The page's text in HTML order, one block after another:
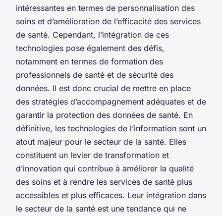
intéressantes en termes de personnalisation des
soins et d’amélioration de l’efficacité des services
de santé. Cependant, l’intégration de ces
technologies pose également des défis,
notamment en termes de formation des
professionnels de santé et de sécurité des
données. Il est donc crucial de mettre en place
des stratégies d’accompagnement adéquates et de
garantir la protection des données de santé. En
définitive, les technologies de l’information sont un
atout majeur pour le secteur de la santé. Elles
constituent un levier de transformation et
d’innovation qui contribue à améliorer la qualité
des soins et à rendre les services de santé plus
accessibles et plus efficaces. Leur intégration dans
le secteur de la santé est une tendance qui ne